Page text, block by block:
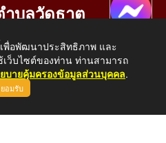
ำบลวัดธาตุ
องคาย 43000
โทรสาร: 042-414759
เพื่อพัฒนาประสิทธิภาพ และ
ว็บไซต์ของท่าน ท่านสามารถ
บายคุ้มครองข้อมูลส่วนบุคคล.
ยอมรับ